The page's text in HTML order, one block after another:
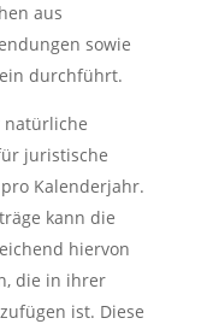
aus
sowie
durchführt.
juristische
Kalenderjahr.
kann die
hiervon
die in ihrer
ist. Diese